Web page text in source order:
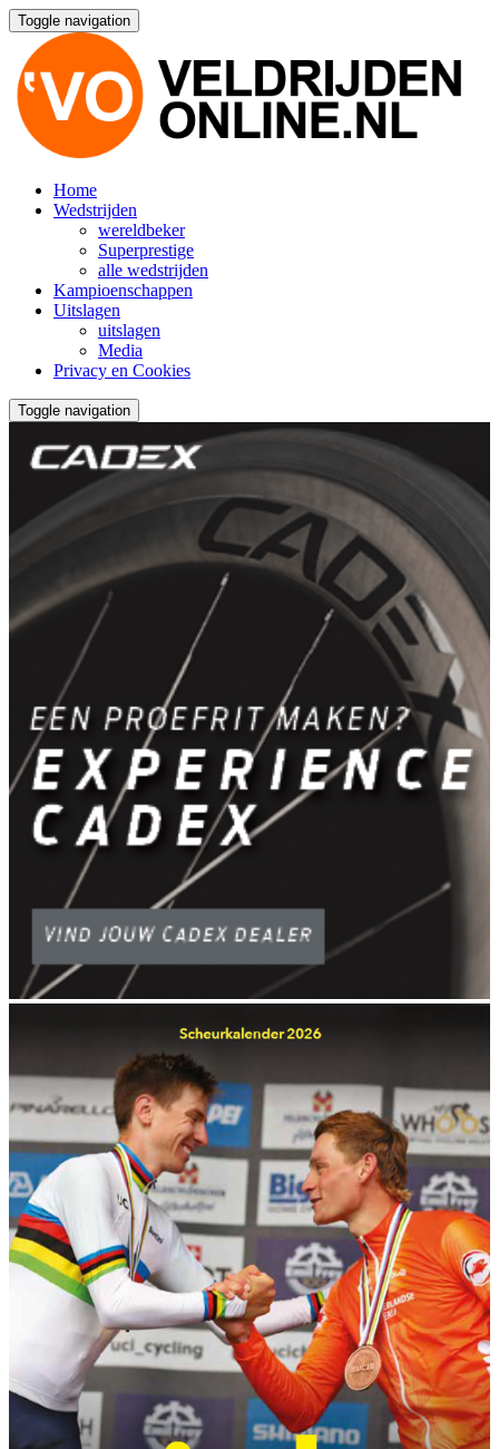
Toggle navigation
Home
Wedstrijden
wereldbeker
Superprestige
alle wedstrijden
Kampioenschappen
Uitslagen
uitslagen
Media
Privacy en Cookies
Toggle navigation